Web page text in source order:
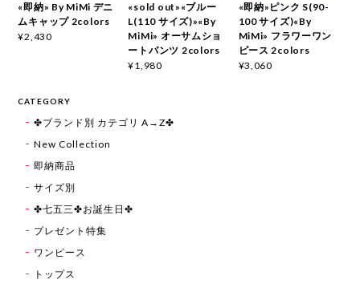
«即納» By MiMi デニ
ムキャップ 2colors
¥2,430
«sold out»«ブルー
L(110 サイズ)»«By
MiMi» オーサムショ
ートパンツ 2colors
¥1,980
«即納»ピンク S(90-
100 サイズ)«By
MiMi» フラワーワン
ピース 2colors
¥3,060
CATEGORY
✤ブランド別 カテゴリ A→Z✤
New Collection
即納商品
サイズ別
✤七五三✤お誕生日✤
プレゼント特集
ワンピース
トップス